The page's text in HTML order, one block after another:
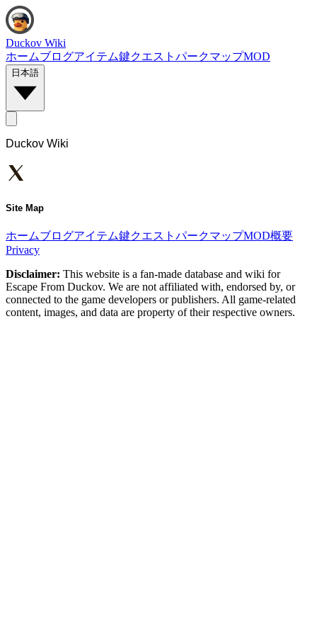
Duckov Wiki
ホームブログアイテム鍵クエスト パークマップMOD
日本語
Duckov Wiki
Site Map
ホームブログアイテム鍵クエスト パークマップMOD概要
Privacy
Disclaimer: This website is a fan-made database and wiki for
Escape From Duckov. We are not affiliated with, endorsed by, or
connected to the game developers or publishers. All game-related
content, images, and data are property of their respective owners.